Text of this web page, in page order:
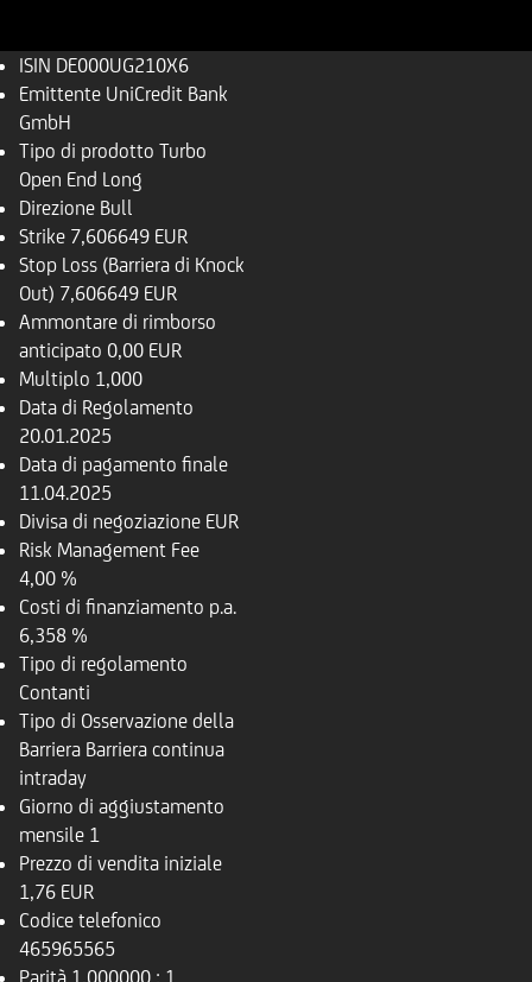
ISIN DE000UG210X6
Emittente UniCredit Bank
GmbH
Tipo di prodotto Turbo
Open End Long
Direzione Bull
Strike 7,606649 EUR
Stop Loss (Barriera di Knock
Out) 7,606649 EUR
Ammontare di rimborso
anticipato 0,00 EUR
Multiplo 1,000
Data di Regolamento
20.01.2025
Data di pagamento finale
11.04.2025
Divisa di negoziazione EUR
Risk Management Fee
4,00 %
Costi di finanziamento p.a.
6,358 %
Tipo di regolamento
Contanti
Tipo di Osservazione della
Barriera Barriera continua
intraday
Giorno di aggiustamento
mensile 1
Prezzo di vendita iniziale
1,76 EUR
Codice telefonico
465965565
Parità 1,000000 : 1